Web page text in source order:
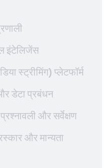
इंटेलिजेंस
स्ट्रीमिंग) प्लेटफॉर्म
डेटा प्रबंधन
और सर्वेक्षण
और मान्यता